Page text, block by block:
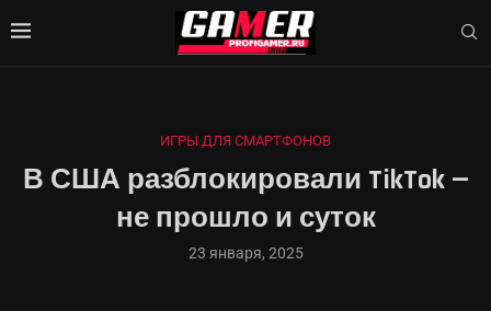
ИГРЫ ДЛЯ СМАРТФОНОВ
В США разблокировали TikTok —
не прошло и суток
23 января, 2025